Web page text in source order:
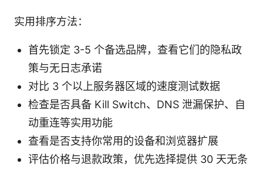
实用排序方法：
首先锁定 3-5 个备选品牌，查看它们的隐私政
策与无日志承诺
对比 3 个以上服务器区域的速度测试数据
检查是否具备 Kill Switch、DNS 泄漏保护、自
动重连等实用功能
查看是否支持你常用的设备和浏览器扩展
评估价格与退款政策，优先选择提供 30 天无条